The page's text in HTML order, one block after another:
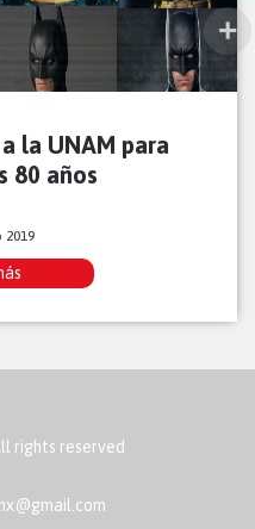
la UNAM para
80 años
2019
rights reserved